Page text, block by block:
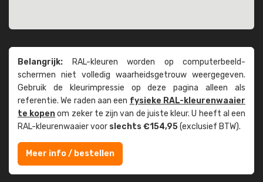
Belangrijk: RAL-kleuren worden op computer­beeld­
schermen niet volledig waarheids­­getrouw weer­gegeven.
Gebruik de kleur­impressie op deze pagina alleen als
referentie. We raden aan een fysieke RAL-kleuren­waaier
te kopenom zeker te zijn van de juiste kleur. U heeft al een
RAL-kleuren­waaier voor slechts €154,95(exclusief BTW).
Meer info / bestellen